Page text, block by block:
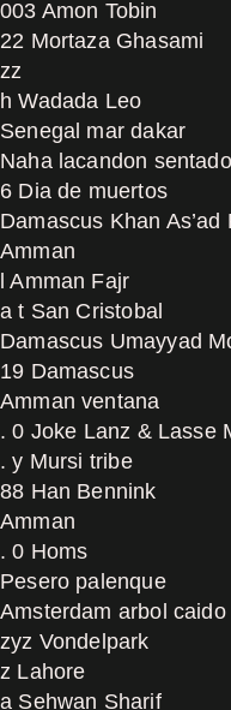
003 Amon Tobin
22 Mortaza Ghasami
zz
h Wadada Leo
Senegal mar dakar
Naha lacandon sentado
6 Dia de muertos
Damascus Khan As’ad
Amman
l Amman Fajr
a t San Cristobal
Damascus Umayyad
19 Damascus
Amman ventana
. 0 Joke Lanz & Lasse
. y Mursi tribe
88 Han Bennink
Amman
. 0 Homs
Pesero palenque
Amsterdam arbol caido
zyz Vondelpark
z Lahore
a Sehwan Sharif